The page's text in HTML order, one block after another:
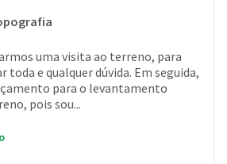
uma visita ao terreno, para
toda e qualquer dúvida. Em seguida,
para o levantamento
pois sou...